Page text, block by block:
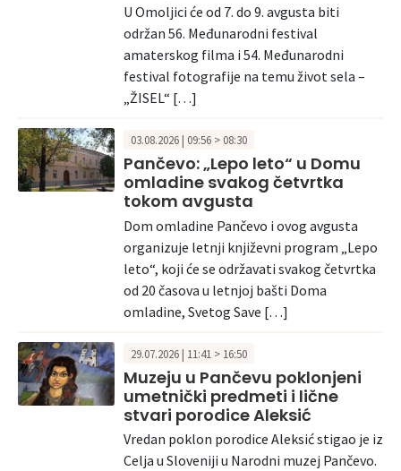
U Omoljici će od 7. do 9. avgusta biti
održan 56. Međunarodni festival
amaterskog filma i 54. Međunarodni
festival fotografije na temu život sela –
„ŽISEL“ […]
03.08.2026 | 09:56 > 08:30
Pančevo: „Lepo leto“ u Domu
omladine svakog četvrtka
tokom avgusta
Dom omladine Pančevo i ovog avgusta
organizuje letnji književni program „Lepo
leto“, koji će se održavati svakog četvrtka
od 20 časova u letnjoj bašti Doma
omladine, Svetog Save […]
29.07.2026 | 11:41 > 16:50
Muzeju u Pančevu poklonjeni
umetnički predmeti i lične
stvari porodice Aleksić
Vredan poklon porodice Aleksić stigao je iz
Celja u Sloveniji u Narodni muzej Pančevo.